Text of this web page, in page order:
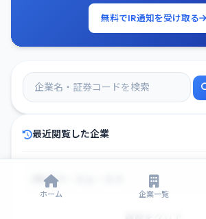
無料でIR通知を受け取る
最近閲覧した企業
(株)エス・エム・エス
ホーム 企業一覧